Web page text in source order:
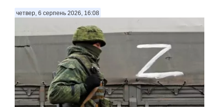
четвер, 6 серпень 2026, 16:08